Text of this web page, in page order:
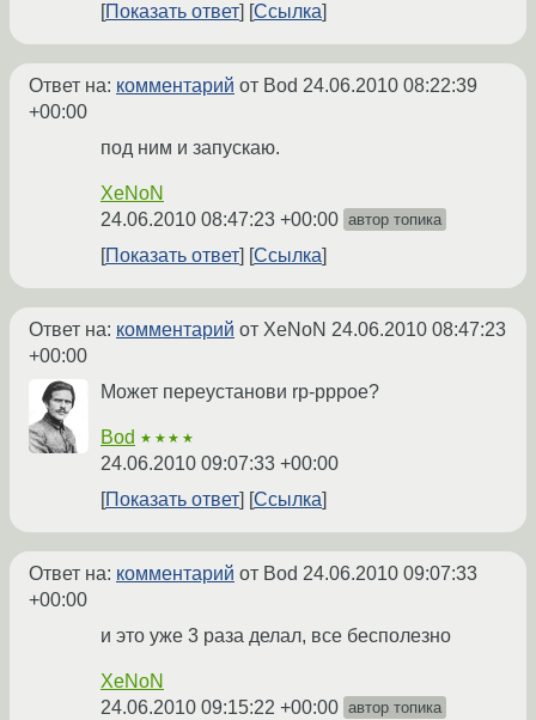
Показать ответ
Ссылка
Ответ на: комментарий от Bod 24.06.2010 08:22:39
+00:00
под ним и запускаю.
XeNoN
24.06.2010 08:47:23 +00:00 автор топика
Показать ответ Ссылка
Ответ на: комментарий от XeNoN 24.06.2010 08:47:23
+00:00
Может переустанови rp-pppoe?
Bod ★★★★
24.06.2010 09:07:33 +00:00
Показать ответ
Ссылка
Ответ на: комментарий от Bod 24.06.2010 09:07:33
+00:00
и это уже 3 раза делал, все бесполезно
XeNoN
24.06.2010 09:15:22 +00:00 автор топика